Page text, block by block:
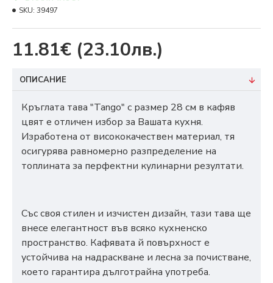
11.81€ (23.10лв.)
SKU: 39497
ОПИСАНИЕ
Кръглата тава "Tango" с размер 28 см в кафяв
цвят е отличен избор за Вашата кухня.
Изработена от висококачествен материал, тя
осигурява равномерно разпределение на
топлината за перфектни кулинарни резултати.
Със своя стилен и изчистен дизайн, тази тава ще
внесе елегантност във всяко кухненско
пространство. Кафявата й повърхност е
устойчива на надраскване и лесна за почистване,
което гарантира дълготрайна употреба.